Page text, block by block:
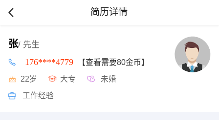
简历详情
张/ 先生
176****4779 【查看需要80金币】
22岁 大专 未婚
工作经验